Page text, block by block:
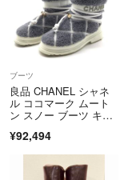
ブーツ
良品 CHANEL シャネ
ル ココマーク ムート
ン スノー ブーツ キル
m ブランド 靴 レディ
¥92,494